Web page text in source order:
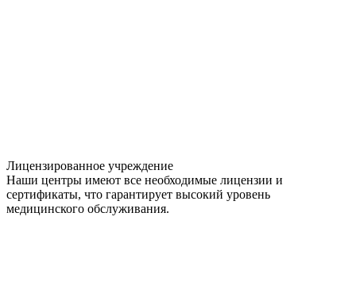
Лицензированное учреждение
Наши центры имеют все необходимые лицензии и
сертификаты, что гарантирует высокий уровень
медицинского обслуживания.